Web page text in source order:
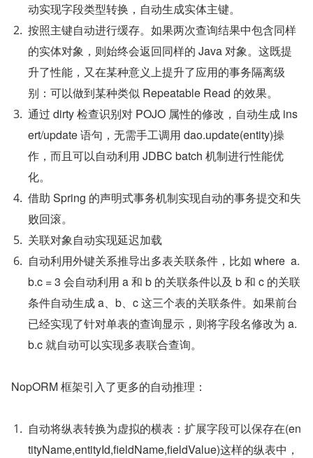
动实现字段类型转换，自动生成实体主键。
按照主键自动进行缓存。如果两次查询结果中包含同样
的实体对象，则始终会返回同样的 Java 对象。这既提
升了性能，又在某种意义上提升了应用的事务隔离级
别：可以做到某种类似 Repeatable Read 的效果。
通过 dirty 检查识别对 POJO 属性的修改，自动生成 ins
ert/update 语句，无需手工调用 dao.update(entity)操
作，而且可以自动利用 JDBC batch 机制进行性能优
化。
借助 Spring 的声明式事务机制实现自动的事务提交和失
败回滚。
关联对象自动实现延迟加载
自动利用外键关系推导出多表关联条件，比如 where  a.
b.c = 3 会自动利用 a 和 b 的关联条件以及 b 和 c 的关联
条件自动生成 a、b、c 这三个表的关联条件。如果前台
已经实现了针对单表的查询显示，则将字段名修改为 a.
b.c 就自动可以实现多表联合查询。
NopORM 框架引入了更多的自动推理：
自动将纵表转换为虚拟的横表：扩展字段可以保存在(en
tityName,entityId,fieldName,fieldValue)这样的纵表中，